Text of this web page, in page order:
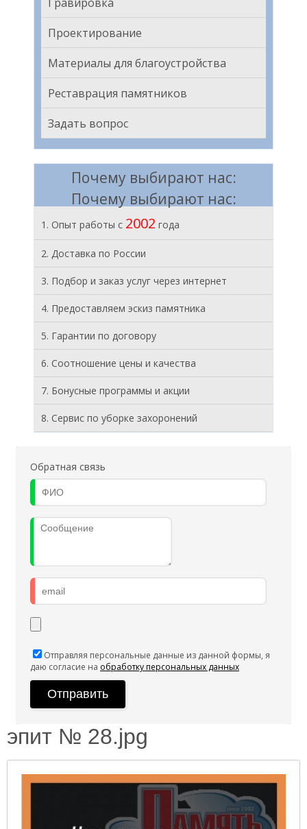
Проектирование
Материалы для благоустройства
Реставрация памятников
Задать вопрос
Почему выбирают нас:
Почему выбирают нас:
1. Опыт работы с 2002 года
2. Доставка по России
3. Подбор и заказ услуг через интернет
4. Предоставляем эскиз памятника
5. Гарантии по договору
6. Соотношение цены и качества
7. Бонусные программы и акции
8. Cервис по уборке захоронений
Обратная связь
Отправляя персональные данные из данной формы, я
даю согласие на обработку персональных данных
эпит № 28.jpg